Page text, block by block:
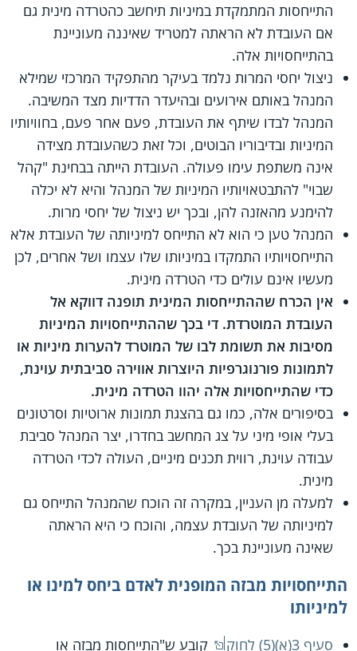
התייחסות המתמקדת במיניות תיחשב כהטרדה מינית גם
אם העובדת לא הראתה למטריד שאיננה מעוניינת
בהתייחסויות אלה.
ניצול יחסי המרות נלמד בעיקר מהתפקיד המרכזי שמילא
המנהל באותם אירועים ובהיעדר הדדיות מצד המשיבה.
המנהל לבדו שיתף את העובדת, פעם אחר פעם, בחוויותיו
המיניות ובדיבוריו הבוטים, וכל זאת כשהעובדת מצידה
אינה משתפת עימו פעולה. העובדת הייתה בבחינת "קהל
שבוי" להתבטאויותיו המיניות של המנהל והיא לא יכלה
להימנע מהאזנה להן, ובכך יש ניצול של יחסי מרות.
המנהל טען כי הוא לא התייחס למיניותה של העובדת אלא
התייחסויותיו התמקדו במיניותו שלו עצמו ושל אחרים, לכן
מעשיו אינם עולים כדי הטרדה מינית.
אין הכרח שההתייחסות המינית תופנה דווקא אל
העובדת המוטרדת. די בכך שההתייחסויות המיניות
מסיבות את תשומת לבו של המוטרד להערות מיניות או
לתמונות פורנוגרפיות היוצרות אווירה סביבתית עוינת,
כדי שהתייחסויות אלה יהוו הטרדה מינית.
בסיפורים אלה, כמו גם בהצגת תמונות ארוטיות וסרטונים
בעלי אופי מיני על צג המחשב בחדרו, יצר המנהל סביבת
עבודה עוינת, רווית תכנים מיניים, העולה לכדי הטרדה
מינית.
למעלה מן העניין, במקרה זה הוכח שהמנהל התייחס גם
למיניותה של העובדת עצמה, והוכח כי היא הראתה
שאינה מעוניינת בכך.
התייחסויות מבזה המופנית לאדם ביחס למינו או
למיניותו
סעיף 3(א)(5) לחוק קובע ש"התייחסות מבזה או